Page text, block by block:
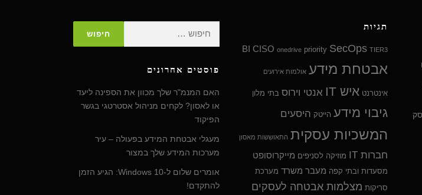
תגיות
BI CISO onedrive priority SecOps TIER3
אבטחת מידע אולמות אירועים
אינטרנט איש IT אנטי וירוס בתי מלון
גיבוי מידע הייטק היסעים
המשכיות עסקית התאוששות מאסון
חברות IT מוזיקה לסניפים מייקרוסופט
מסעדות ובתי קפה מעבר משרד מערכת
סריקות מצלמות אבטחה לעסקים
פוסטים אחרונים
האם המנמ"ר שלך מכוון את הספינה ליעד
או לאסון? לקחים מניהול אסטרטגי בגשר
הפיקוד
מעגלי אבטחת המידע בפעולה – עיר
מערכות המידע שלך במצור
אומרים שלום ל-Windows 10: הגיע הזמן
להתקדם!